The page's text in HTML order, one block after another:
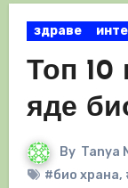
здраве
Топ 10
яде
By Tanya
#био храна,